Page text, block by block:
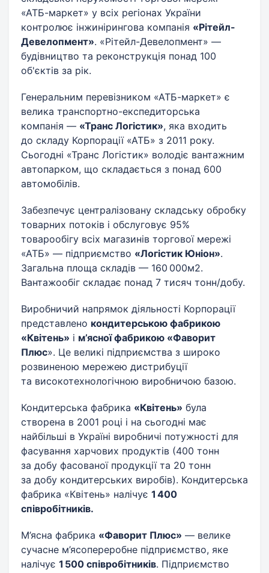
«АТБ-маркет» у всіх регіонах України
контролює інжинірингова компанія «Рітейл-
Девелопмент». «Рітейл-Девелопмент» —
будівництво та реконструкція понад 100
об'єктів за рік.
Генеральним перевізником «АТБ-маркет» є
велика транспортно-експедиторська
компанія — «Транс Логістик», яка входить
до складу Корпорації «АТБ» з 2011 року.
Сьогодні «Транс Логістик» володіє вантажним
автопарком, що складається з понад 600
автомобілів.
Забезпечує централізовану складську обробку
товарних потоків і обслуговує 95%
товарообігу всіх магазинів торгової мережі
«АТБ» — підприємство «Логістик Юніон».
Загальна площа складів — 160 000м2.
Вантажообіг складає понад 7 тисяч тонн/добу.
Виробничий напрямок діяльності Корпорації
представлено кондитерською фабрикою
«Квітень» і м’ясної фабрикою «Фаворит
Плюс». Це великі підприємства з широко
розвиненою мережею дистрибуції
та високотехнологічною виробничою базою.
Кондитерська фабрика «Квітень» була
створена в 2001 році і на сьогодні має
найбільші в Україні виробничі потужності для
фасування харчових продуктів (400 тонн
за добу фасованої продукції та 20 тонн
за добу кондитерських виробів). Кондитерська
фабрика «Квітень» налічує 1 400
співробітників.
М’ясна фабрика «Фаворит Плюс» — велике
сучасне м’ясопереробне підприємство, яке
налічує 1 500 співробітників. Підприємство